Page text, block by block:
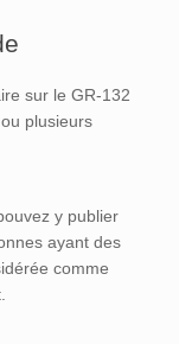
sur le GR-132
plusieurs
y publier
ayant des
comme